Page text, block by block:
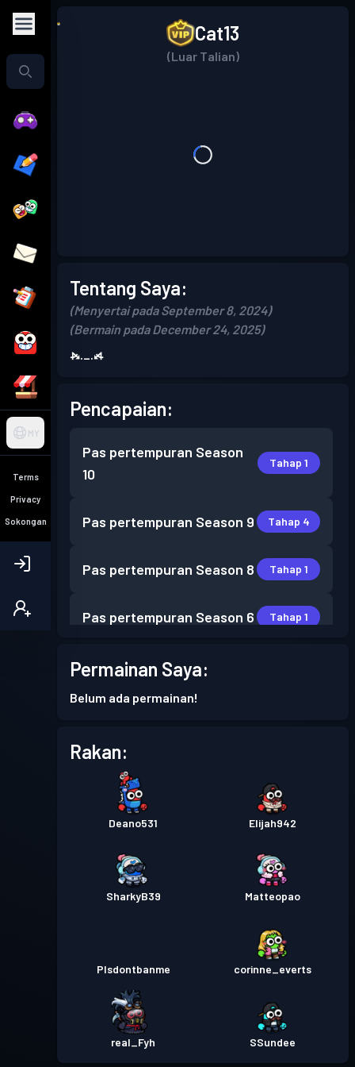
MY
Terms
Privacy
Sokongan
Cat13
(Luar Talian)
Tentang Saya:
(Menyertai pada September 8, 2024)
(Bermain pada December 24, 2025)
⦮._.⦯
Pencapaian:
Pas pertempuran Season
10
Tahap 1
Pas pertempuran Season 9 Tahap 4
Pas pertempuran Season 8 Tahap 1
Pas pertempuran Season 6 Tahap 1
Pas pertempuran Season 5
Pas pertempuran
Permainan Saya:
Belum ada permainan!
Rakan:
Deano531 Elijah942
SharkyB39 Matteopao
Plsdontbanme corinne_everts
real_Fyh SSundee